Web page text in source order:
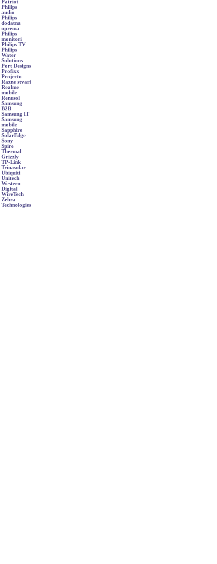
Patriot
Philips
audio
Philips
dodatna
oprema
Philips
monitori
Philips TV
Philips
Water
Solutions
Port Designs
Profixx
Projecto
Razne stvari
Realme
mobile
Renusol
Samsung
B2B
Samsung IT
Samsung
mobile
Sapphire
SolarEdge
Sony
Spire
Thermal
Grizzly
TP-Link
Trinasolar
Ubiquiti
Unitech
Western
Digital
WireTech
Zebra
Technologies